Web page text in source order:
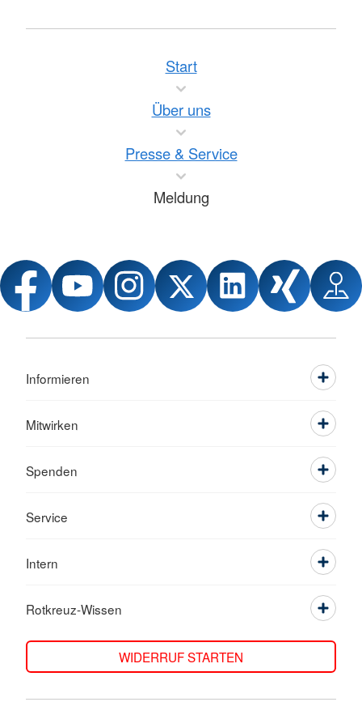
Start
Über uns
Presse & Service
Meldung
Informieren
Mitwirken
Spenden
Service
Intern
Rotkreuz-Wissen
WIDERRUF STARTEN